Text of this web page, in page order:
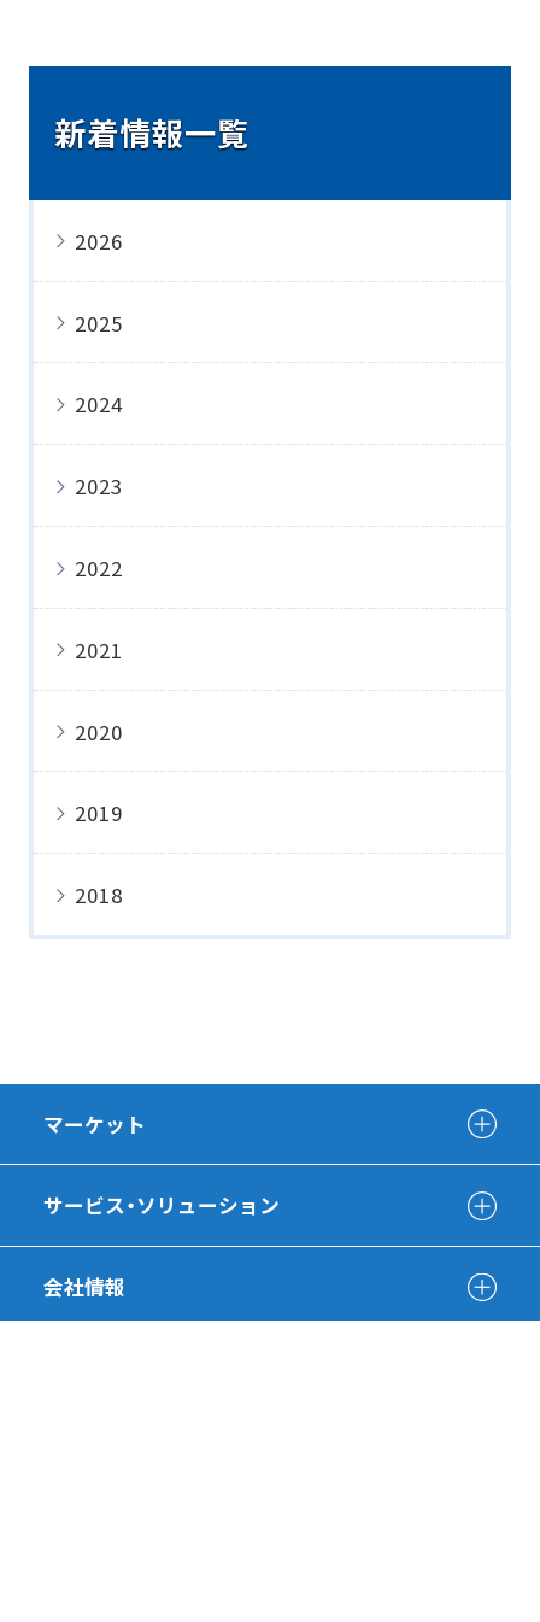
新着情報一覧
2026
2025
2024
2023
2022
2021
2020
2019
2018
マーケット
サービス・ソリューション
会社情報